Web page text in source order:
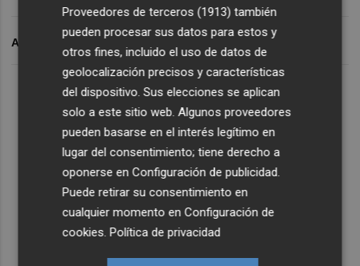
Lo Más Escuchado
Suscríbete al canal de
Whatsapp
Siempre al día de las últimas noticias
¡Quiero suscribirme!
ARCHIVADO EN
Proveedores de terceros (1913) también
pueden procesar sus datos para estos y
otros fines, incluido el uso de datos de
geolocalización precisos y características
del dispositivo. Sus elecciones se aplican
solo a este sitio web. Algunos proveedores
pueden basarse en el interés legítimo en
lugar del consentimiento; tiene derecho a
oponerse enConfiguración de publicidad
Puede retirar su consentimiento en
cualquier momento enConfiguración de
cookies .Política de privacidad